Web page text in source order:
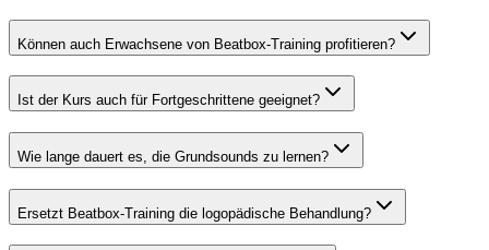
Können auch Erwachsene von Beatbox-Training profitieren?
Ist der Kurs auch für Fortgeschrittene geeignet?
Wie lange dauert es, die Grundsounds zu lernen?
Ersetzt Beatbox-Training die logopädische Behandlung?